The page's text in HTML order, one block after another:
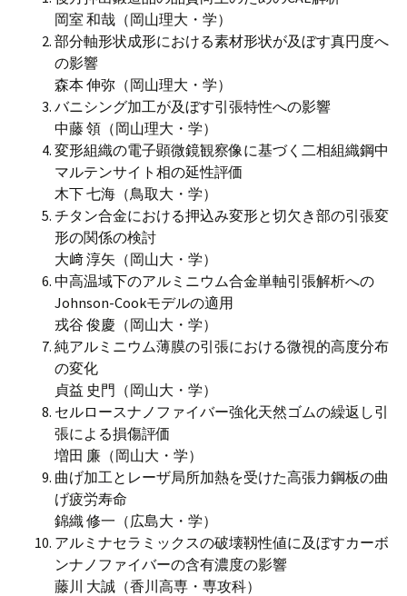
岡室 和哉（岡山理大・学）
部分軸形状成形における素材形状が及ぼす真円度へ
の影響
森本 伸弥（岡山理大・学）
バニシング加工が及ぼす引張特性への影響
中藤 領（岡山理大・学）
変形組織の電子顕微鏡観察像に基づく二相組織鋼中
マルテンサイト相の延性評価
木下 七海（鳥取大・学）
チタン合金における押込み変形と切欠き部の引張変
形の関係の検討
大﨑 淳矢（岡山大・学）
中高温域下のアルミニウム合金単軸引張解析への
Johnson-Cookモデルの適用
戎谷 俊慶（岡山大・学）
純アルミニウム薄膜の引張における微視的高度分布
の変化
貞益 史門（岡山大・学）
セルロースナノファイバー強化天然ゴムの繰返し引
張による損傷評価
増田 廉（岡山大・学）
曲げ加工とレーザ局所加熱を受けた高張力鋼板の曲
げ疲労寿命
錦織 修一（広島大・学）
アルミナセラミックスの破壊靱性値に及ぼすカーボ
ンナノファイバーの含有濃度の影響
藤川 大誠（香川高専・専攻科）